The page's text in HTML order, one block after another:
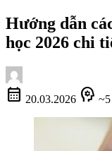
Hướng dẫn
học 2026 chi
calendar_month 20.03.2026 psychology